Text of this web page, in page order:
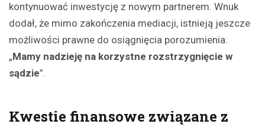
kontynuować inwestycję z nowym partnerem. Wnuk
dodał, że mimo zakończenia mediacji, istnieją jeszcze
możliwości prawne do osiągnięcia porozumienia:
„Mamy nadzieję na korzystne rozstrzygnięcie w
sądzie”.
Kwestie finansowe związane z